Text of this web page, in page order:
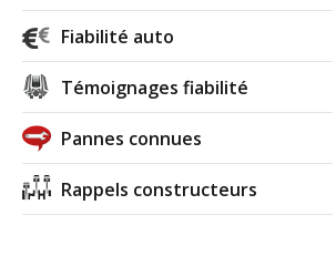
Fiabilité auto
Témoignages fiabilité
Pannes connues
Rappels constructeurs